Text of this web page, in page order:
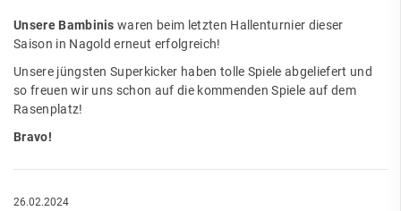
Unsere Bambinis waren beim letzten Hallenturnier dieser
Saison in Nagold erneut erfolgreich!
Unsere jüngsten Superkicker haben tolle Spiele abgeliefert und
so freuen wir uns schon auf die kommenden Spiele auf dem
Rasenplatz!
Bravo!
26.02.2024